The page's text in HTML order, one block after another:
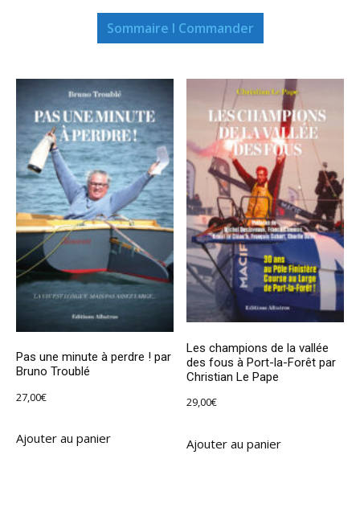
Sommaire I Commander
Pas une minute à perdre ! par
Bruno Troublé
27,00€
Ajouter au panier
Les champions de la vallée
des fous à Port-la-Forêt par
Christian Le Pape
29,00€
Ajouter au panier